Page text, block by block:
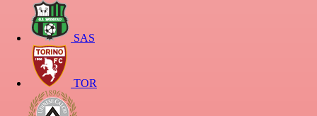
SAS
TOR